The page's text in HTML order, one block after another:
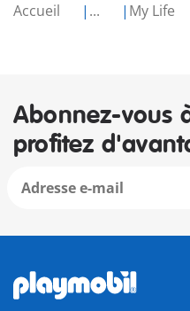
Accueil ... My Life
Abonnez-vous
profitez